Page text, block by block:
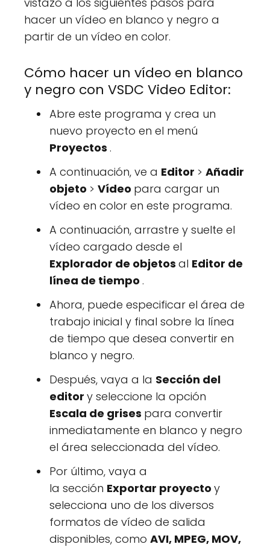
hacer un vídeo en blanco y negro a
partir de un vídeo en color.
Cómo hacer un vídeo en blanco
y negro con VSDC Video Editor:
Abre este programa y crea un
nuevo proyecto en el menú
Proyectos .
A continuación, ve a Editor > Añadir
objeto > Vídeo para cargar un
vídeo en color en este programa.
A continuación, arrastre y suelte el
vídeo cargado desde el
Explorador de objetos al Editor de
línea de tiempo .
Ahora, puede especificar el área de
trabajo inicial y final sobre la línea
de tiempo que desea convertir en
blanco y negro.
Después, vaya a la Sección del
editor y seleccione la opción
Escala de grises para convertir
inmediatamente en blanco y negro
el área seleccionada del vídeo.
Por último, vaya a
la sección Exportar proyecto y
selecciona uno de los diversos
formatos de vídeo de salida
disponibles, como AVI, MPEG, MOV,